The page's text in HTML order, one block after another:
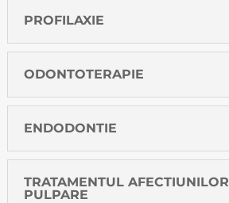
PROFILAXIE
ODONTOTERAPIE
ENDODONTIE
TRATAMENTUL AFECTIUNILOR
PULPARE